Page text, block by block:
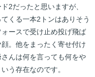
2だったと思いますが、
くる一本2トンはありそう
ースで受け止め投げ飛ば
。他をまったく寄せ付け
んは何を言っても何をや
う存在なのです。